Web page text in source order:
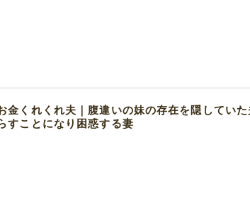
金くれくれ夫｜腹違いの妹の存在を隠してい
すことになり困惑する妻